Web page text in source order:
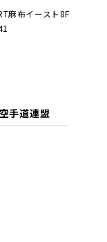
麻布イースト8F
手道連盟